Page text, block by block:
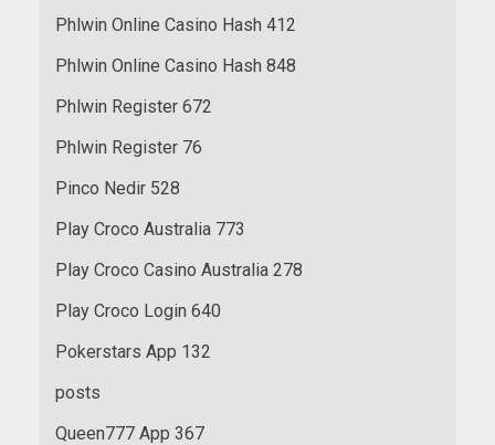
Phlwin Online Casino Hash 412
Phlwin Online Casino Hash 848
Phlwin Register 672
Phlwin Register 76
Pinco Nedir 528
Play Croco Australia 773
Play Croco Casino Australia 278
Play Croco Login 640
Pokerstars App 132
posts
Queen777 App 367